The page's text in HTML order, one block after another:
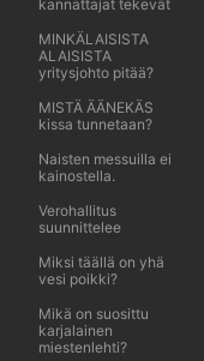
kannattajat tekevät
MINKÄLAISISTA
ALAISISTA
yritysjohto pitää?
MISTÄ ÄÄNEKÄS
kissa tunnetaan?
Naisten messuilla ei
kainostella.
Verohallitus
suunnittelee
Miksi täällä on yhä
vesi poikki?
Mikä on suosittu
karjalainen
miestenlehti?